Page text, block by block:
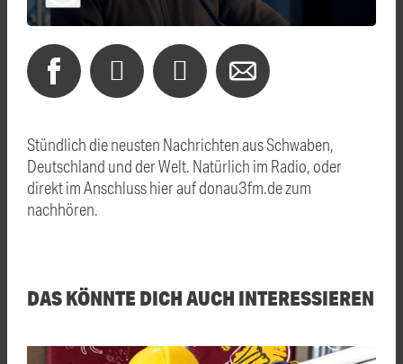
Stündlich die neusten Nachrichten aus Schwaben,
Deutschland und der Welt. Natürlich im Radio, oder
direkt im Anschluss hier auf donau3fm.de zum
nachhören.
DAS KÖNNTE DICH AUCH INTERESSIEREN